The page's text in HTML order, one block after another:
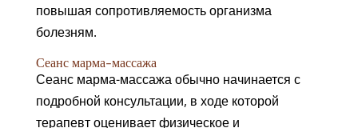
повышая сопротивляемость организма
болезням.
Сеанс марма-массажа
Сеанс марма-массажа обычно начинается с
подробной консультации, в ходе которой
терапевт оценивает физическое и